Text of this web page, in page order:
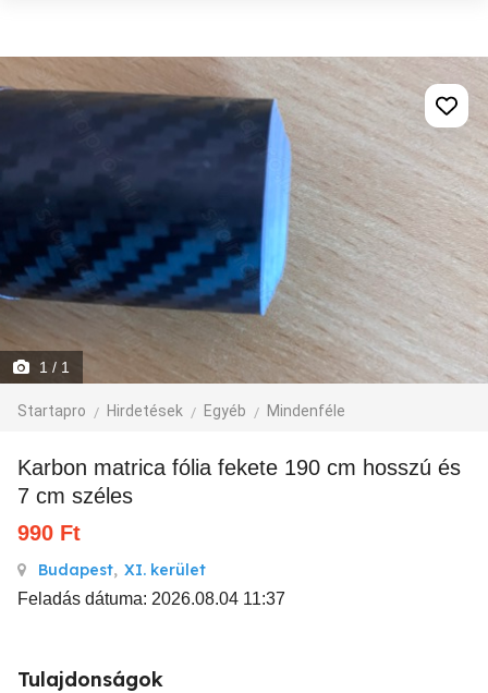
1 / 1
Startapro Hirdetések Egyéb Mindenféle
Karbon matrica fólia fekete 190 cm hosszú és
7 cm széles
990 Ft
Budapest, XI. kerület
Feladás dátuma: 2026.08.04 11:37
Tulajdonságok